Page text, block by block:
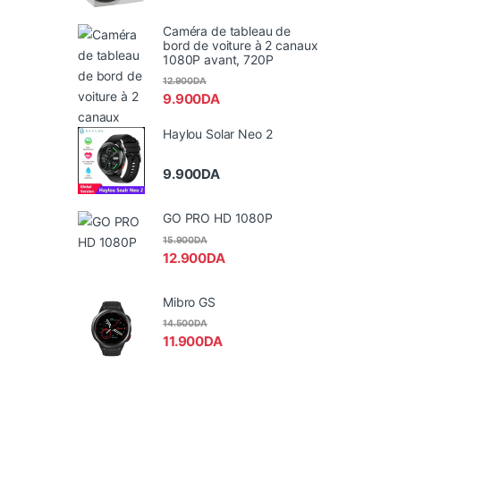
Caméra de tableau de
bord de voiture à 2 canaux
1080P avant, 720P
9.900DA
12.900DA
Haylou Solar Neo 2
9.900DA
GO PRO HD 1080P
12.900DA
15.900DA
Mibro GS
11.900DA
14.500DA